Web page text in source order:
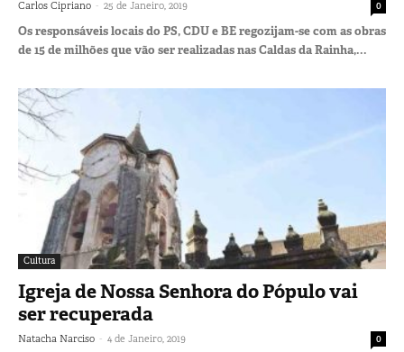
Carlos Cipriano - 25 de Janeiro, 2019 0
Os responsáveis locais do PS, CDU e BE regozijam-se com as obras
de 15 de milhões que vão ser realizadas nas Caldas da Rainha,...
Cultura
Igreja de Nossa Senhora do Pópulo vai
ser recuperada
Natacha Narciso - 4 de Janeiro, 2019 0